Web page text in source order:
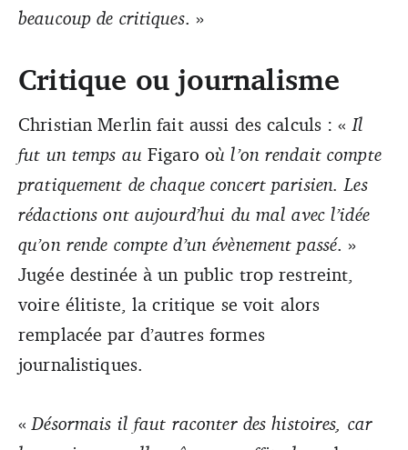
beaucoup de critiques. »
Critique ou journalisme
Christian Merlin fait aussi des calculs : « Il
fut un temps auFigaro où l’on rendait compte
pratiquement de chaque concert parisien. Les
rédactions ont aujourd’hui du mal avec l’idée
qu’on rende compte d’un évènement passé. »
Jugée destinée à un public trop restreint,
voire élitiste, la critique se voit alors
remplacée par d’autres formes
journalistiques.
« Désormais il faut raconter des histoires, car